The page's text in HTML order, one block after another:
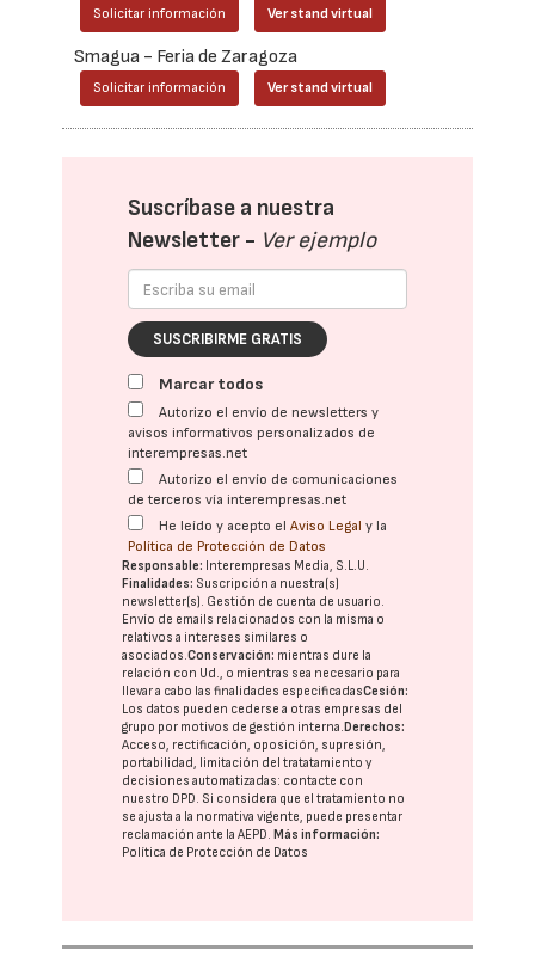
Solicitar información Ver stand virtual
Smagua - Feria de Zaragoza
Solicitar información Ver stand virtual
Suscríbase a nuestra
Newsletter - Ver ejemplo
SUSCRIBIRME GRATIS
Marcar todos
Autorizo el envío de newsletters y
avisos informativos personalizados de
interempresas.net
Autorizo el envío de comunicaciones
de terceros vía interempresas.net
He leído y acepto elAviso Legal y la
Política de Protección de Datos
Responsable: Interempresas Media, S.L.U.
Finalidades: Suscripción a nuestra(s)
newsletter(s). Gestión de cuenta de usuario.
Envío de emails relacionados con la misma o
relativos a intereses similares o
asociados.Conservación: mientras dure la
relación con Ud., o mientras sea necesario para
llevar a cabo las finalidades especificadasCesión:
Los datos pueden cederse a otras empresas del
grupo por motivos de gestión interna. Derechos:
Acceso, rectificación, oposición, supresión,
portabilidad, limitación del tratatamiento y
decisiones automatizadas: contacte con
nuestro DPD. Si considera que el tratamiento no
se ajusta a la normativa vigente, puede presentar
reclamación ante laAEPD. Más información:
Política de Protección de Datos